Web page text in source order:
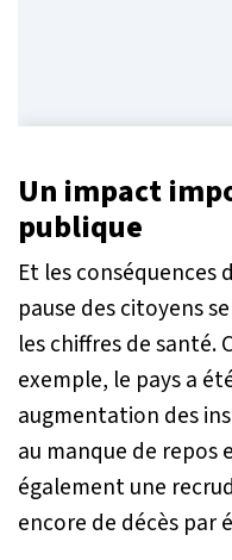
Un impact
publique
Et les conséquences
pause des citoyens
les chiffres de santé.
exemple, le pays a
augmentation des
au manque de repos
également une
encore de décès par